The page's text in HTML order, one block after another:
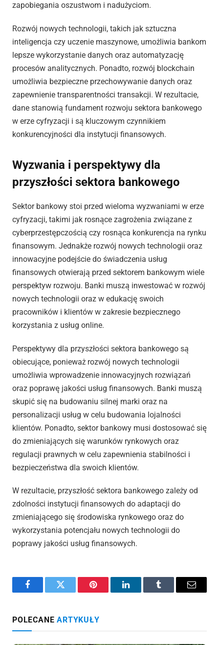
zapobiegania oszustwom i nadużyciom.
Rozwój nowych technologii, takich jak sztuczna
inteligencja czy uczenie maszynowe, umożliwia bankom
lepsze wykorzystanie danych oraz automatyzację
procesów analitycznych. Ponadto, rozwój blockchain
umożliwia bezpieczne przechowywanie danych oraz
zapewnienie transparentności transakcji. W rezultacie,
dane stanowią fundament rozwoju sektora bankowego
w erze cyfryzacji i są kluczowym czynnikiem
konkurencyjności dla instytucji finansowych.
Wyzwania i perspektywy dla
przyszłości sektora bankowego
Sektor bankowy stoi przed wieloma wyzwaniami w erze
cyfryzacji, takimi jak rosnące zagrożenia związane z
cyberprzestępczością czy rosnąca konkurencja na rynku
finansowym. Jednakże rozwój nowych technologii oraz
innowacyjne podejście do świadczenia usług
finansowych otwierają przed sektorem bankowym wiele
perspektyw rozwoju. Banki muszą inwestować w rozwój
nowych technologii oraz w edukację swoich
pracowników i klientów w zakresie bezpiecznego
korzystania z usług online.
Perspektywy dla przyszłości sektora bankowego są
obiecujące, ponieważ rozwój nowych technologii
umożliwia wprowadzenie innowacyjnych rozwiązań
oraz poprawę jakości usług finansowych. Banki muszą
skupić się na budowaniu silnej marki oraz na
personalizacji usług w celu budowania lojalności
klientów. Ponadto, sektor bankowy musi dostosować się
do zmieniających się warunków rynkowych oraz
regulacji prawnych w celu zapewnienia stabilności i
bezpieczeństwa dla swoich klientów.
W rezultacie, przyszłość sektora bankowego zależy od
zdolności instytucji finansowych do adaptacji do
zmieniającego się środowiska rynkowego oraz do
wykorzystania potencjału nowych technologii do
poprawy jakości usług finansowych.
FacebookTwitter Pinterest LinkedInTumblr Email
POLECANEARTYKUŁY